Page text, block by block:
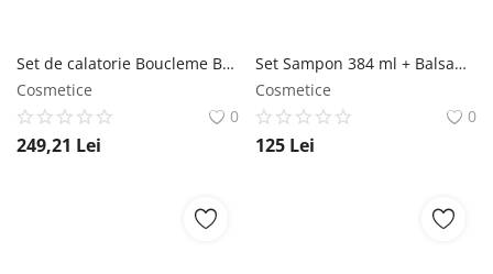
Set de calatorie Boucleme Best of Boucleme Set ( Gel pentru definire 100 ml + Gel styling 100 ml + Tratament hidratare 100 ml + Crema par 100 ml ) Boucleme
Cosmetice
0
249,21 Lei
Set Sampon 384 ml + Balsam 384 ml Antimatreata, AppleCider, Shea Moisture Shea Moisture
Cosmetice
0
125 Lei